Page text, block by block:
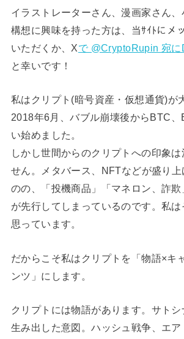
イラストレーターさん、漫画家さん
構想に興味を持った方は、当ｻｲﾄにメ
いただくか、Xで @CryptoRupin 宛に
と幸いです！
私はクリプト(暗号資産・仮想通貨)が
2018年6月、バブル崩壊後からBTC
い始めました。
しかし世間からのクリプトへの印象は
せん。メタバース、NFTなどが盛り
のの、「投機商品」「マネロン、詐
が先行してしまっているのです。私は
思っています。
だからこそ私はクリプトを「物語×キ
ンツ」にします。
クリプトには物語があります。サト
生み出した意図。ハッシュ戦争、エ